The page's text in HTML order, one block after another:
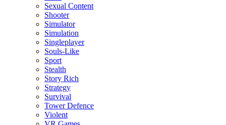
Sexual Content
Shooter
Simulator
Simulation
Singleplayer
Souls-Like
Sport
Stealth
Story Rich
Strategy
Survival
Tower Defence
Violent